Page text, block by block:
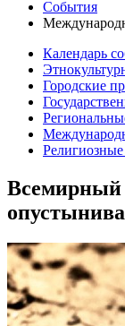
События
Календарь
Городские
Всемирный